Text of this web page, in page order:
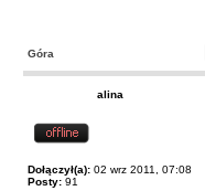
Góra
alina
Dołączył(a): 02 wrz 2011, 07:08
Posty: 91